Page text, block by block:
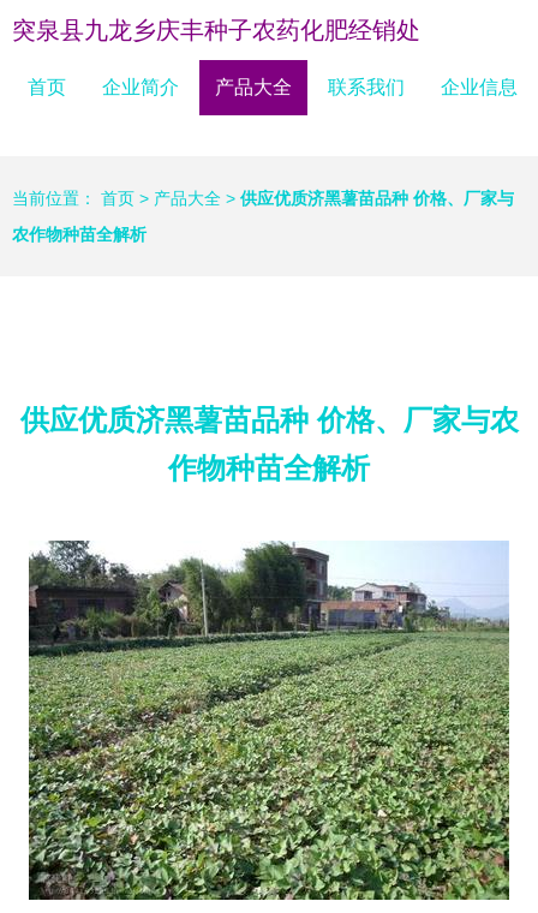
突泉县九龙乡庆丰种子农药化肥经销处
首页 企业简介 产品大全 联系我们 企业信息
当前位置： 首页 > 产品大全 > 供应优质济黑薯苗品种 价格、厂家与
农作物种苗全解析
供应优质济黑薯苗品种 价格、厂家与农
作物种苗全解析